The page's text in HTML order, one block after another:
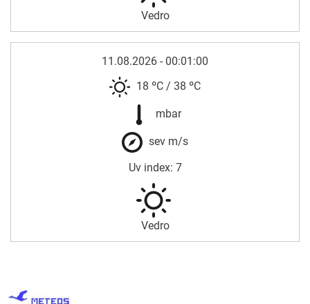
Vedro
11.08.2026 - 00:01:00
18 ºC / 38 ºC
mbar
sev m/s
Uv index: 7
Vedro